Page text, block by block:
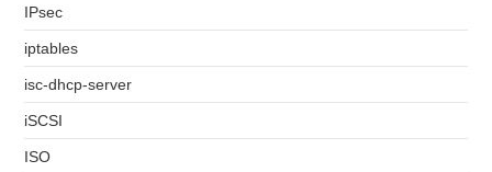
IPsec
iptables
isc-dhcp-server
iSCSI
ISO